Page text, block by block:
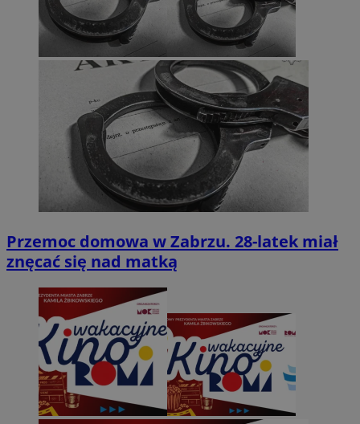
Przemoc domowa w Zabrzu. 28-latek miał
znęcać się nad matką